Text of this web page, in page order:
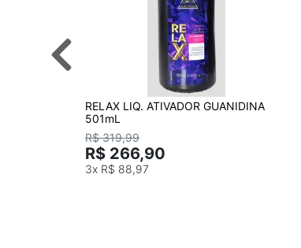
RELAX LIQ. ATIVADOR GUANIDINA
501mL
R$ 319,99
R$ 266,90
3x R$ 88,97